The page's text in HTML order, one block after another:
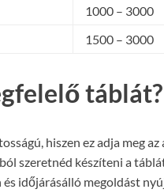
1000 – 3000
1500 – 3000
táblát?
hiszen ez adja meg
szeretnéd készíteni a
időjárásálló megoldást